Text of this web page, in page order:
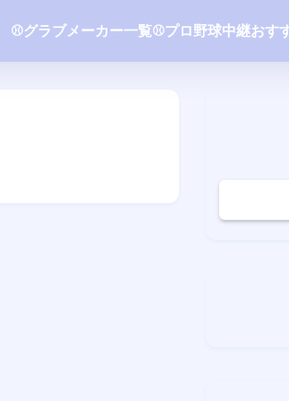
⚾️グラブメーカー一覧⚾️プロ野球中継おす